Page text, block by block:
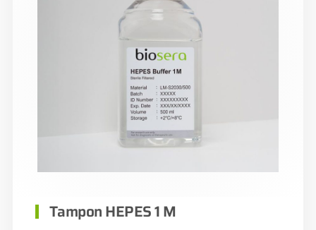
Tampon HEPES 1 M